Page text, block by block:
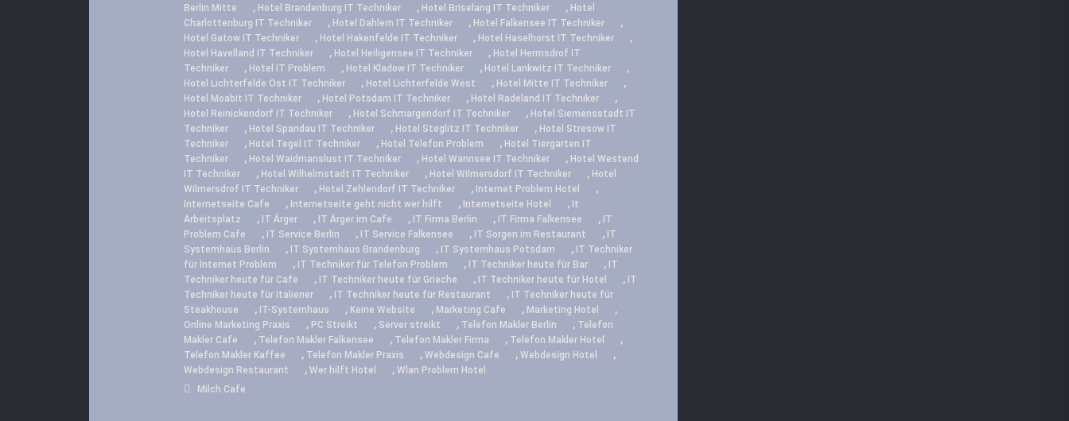
Berlin Mitte
, Hotel Brandenburg IT Techniker , Hotel Briselang IT Techniker , Hotel
Charlottenburg IT Techniker
, Hotel Dahlem IT Techniker , Hotel Falkensee IT Techniker ,
Hotel Gatow IT Techniker , Hotel Hakenfelde IT Techniker , Hotel Haselhorst IT Techniker ,
Hotel Havelland IT Techniker , Hotel Heiligensee IT Techniker , Hotel Hermsdrof IT
Techniker
, Hotel IT Problem , Hotel Kladow IT Techniker , Hotel Lankwitz IT Techniker ,
Hotel Lichterfelde Ost IT Techniker , Hotel Lichterfelde West , Hotel Mitte IT Techniker ,
Hotel Moabit IT Techniker , Hotel Potsdam IT Techniker , Hotel Radeland IT Techniker ,
Hotel Reinickendorf IT Techniker , Hotel Schmargendorf IT Techniker , Hotel Siemensstadt IT
Techniker
, Hotel Spandau IT Techniker , Hotel Steglitz IT Techniker , Hotel Stresow IT
Techniker
, Hotel Tegel IT Techniker , Hotel Telefon Problem , Hotel Tiergarten IT
Techniker
, Hotel Waidmanslust IT Techniker , Hotel Wannsee IT Techniker , Hotel Westend
IT Techniker
, Hotel Wilhelmstadt IT Techniker , Hotel Wilmersdorf IT Techniker , Hotel
Wilmersdrof IT Techniker
, Hotel Zehlendorf IT Techniker , Internet Problem Hotel ,
Internetseite Cafe , Internetseite geht nicht wer hilft , Internetseite Hotel , It
Arbeitsplatz
, IT Ärger , IT Ärger im Cafe , IT Firma Berlin , IT Firma Falkensee , IT
Problem Cafe
, IT Service Berlin , IT Service Falkensee , IT Sorgen im Restaurant , IT
Systemhaus Berlin
, IT Systemhaus Brandenburg , IT Systemhaus Potsdam , IT Techniker
für Internet Problem
, IT Techniker für Telefon Problem , IT Techniker heute für Bar , IT
Techniker heute für Cafe
, IT Techniker heute für Grieche , IT Techniker heute für Hotel , IT
Techniker heute für Italiener
, IT Techniker heute für Restaurant , IT Techniker heute für
Steakhouse
, IT-Systemhaus , Keine Website , Marketing Cafe , Marketing Hotel ,
Online Marketing Praxis , PC Streikt , Server streikt , Telefon Makler Berlin , Telefon
Makler Cafe
, Telefon Makler Falkensee , Telefon Makler Firma , Telefon Makler Hotel ,
Telefon Makler Kaffee , Telefon Makler Praxis , Webdesign Cafe , Webdesign Hotel ,
Webdesign Restaurant , Wer hilft Hotel , Wlan Problem Hotel
Milch Cafe